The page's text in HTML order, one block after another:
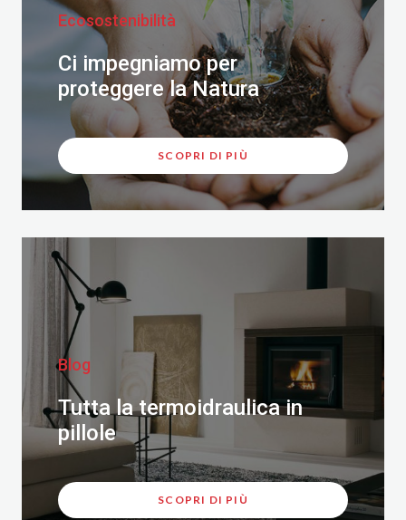
Ecosostenibilità
Ci impegniamo per
proteggere la Natura
SCOPRI DI PIÙ
Blog
Tutta la termoidraulica in
pillole
SCOPRI DI PIÙ